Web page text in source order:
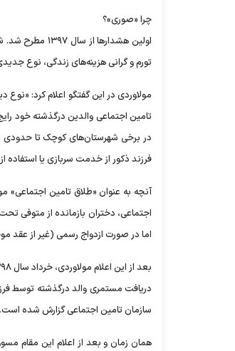
چرا «صوری»؟
اولین
تورم و گرانی هزینه‌های زندگی، نوع
مولاوردی در این گفتگو اعلام کرد:
تامین اجتماعی والدین درگذشته خود
در برخی شهرستان‌های کوچک تا حدودی
فرزند ذکور از خدمت سربازی یا استفاده
اجتماعی، دختران بازمانده از متوفی
اما در صورت ازدواج رسمی (غیر از
سازمان تامین اجتماعی گزارش شده است.